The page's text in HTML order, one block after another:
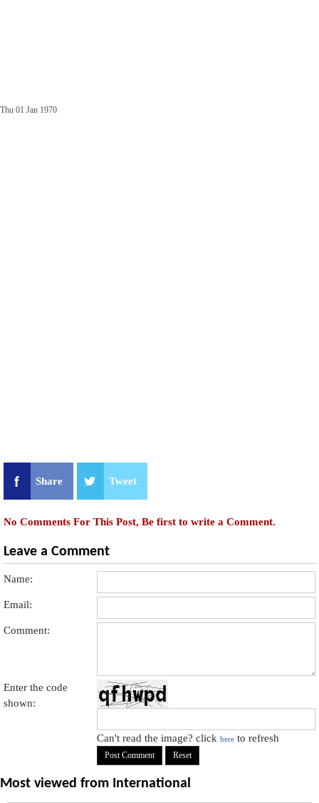
Thu 01 Jan 1970
Share Tweet
No Comments For This Post, Be first to write a Comment.
Leave a Comment
Name:
Email:
Comment:
Enter the code
shown:
Can't read the image? clickhere to refresh
Most viewed from International